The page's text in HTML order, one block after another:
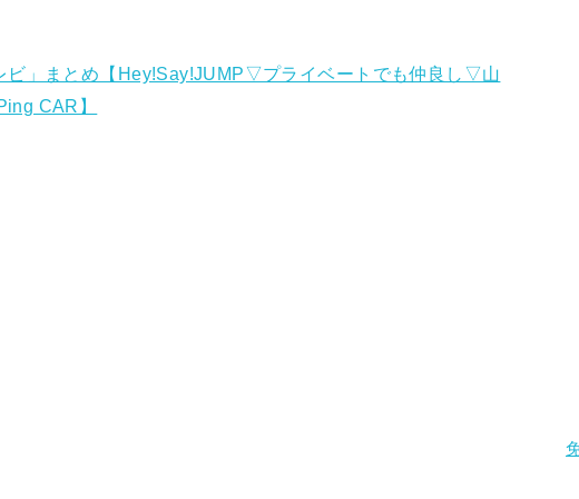
ビ」まとめ【Hey!Say!JUMP▽プライベートでも仲良し▽山
CAR】